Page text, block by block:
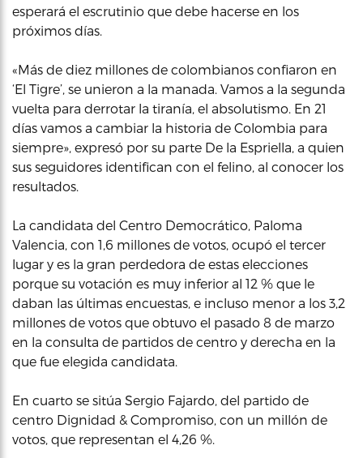
esperará el escrutinio que debe hacerse en los
próximos días.
«Más de diez millones de colombianos confiaron en
‘El Tigre’, se unieron a la manada. Vamos a la segunda
vuelta para derrotar la tiranía, el absolutismo. En 21
días vamos a cambiar la historia de Colombia para
siempre», expresó por su parte De la Espriella, a quien
sus seguidores identifican con el felino, al conocer los
resultados.
La candidata del Centro Democrático, Paloma
Valencia, con 1,6 millones de votos, ocupó el tercer
lugar y es la gran perdedora de estas elecciones
porque su votación es muy inferior al 12 % que le
daban las últimas encuestas, e incluso menor a los 3,2
millones de votos que obtuvo el pasado 8 de marzo
en la consulta de partidos de centro y derecha en la
que fue elegida candidata.
En cuarto se sitúa Sergio Fajardo, del partido de
centro Dignidad & Compromiso, con un millón de
votos, que representan el 4,26 %.